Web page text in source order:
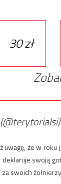
30 zł
uwagę, że w
swoją
za swoich